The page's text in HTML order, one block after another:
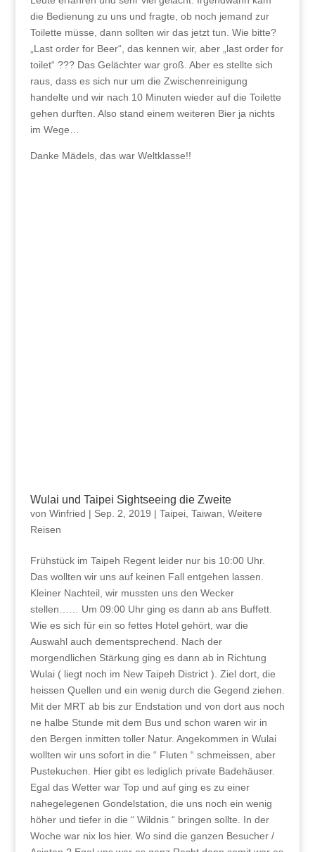
die Bedienung zu uns und fragte, ob noch jemand zur
Toilette müsse, dann sollten wir das jetzt tun. Wie bitte?
„Last order for Beer“, das kennen wir, aber „last order for
toilet“ ??? Das Gelächter war groß. Aber es stellte sich
raus, dass es sich nur um die Zwischenreinigung
handelte und wir nach 10 Minuten wieder auf die Toilette
gehen durften. Also stand einem weiteren Bier ja nichts
im Wege…
Danke Mädels, das war Weltklasse!!
Wulai und Taipei Sightseeing die Zweite
von Winfried | Sep. 2, 2019 | Taipei, Taiwan Weitere
Reisen
Frühstück im Taipeh Regent leider nur bis 10:00 Uhr.
Das wollten wir uns auf keinen Fall entgehen lassen.
Kleiner Nachteil, wir mussten uns den Wecker
stellen…… Um 09:00 Uhr ging es dann ab ans Buffett.
Wie es sich für ein so fettes Hotel gehört, war die
Auswahl auch dementsprechend. Nach der
morgendlichen Stärkung ging es dann ab in Richtung
Wulai ( liegt noch im New Taipeh District ). Ziel dort, die
heissen Quellen und ein wenig durch die Gegend ziehen.
Mit der MRT ab bis zur Endstation und von dort aus noch
ne halbe Stunde mit dem Bus und schon waren wir in
den Bergen inmitten toller Natur. Angekommen in Wulai
wollten wir uns sofort in die “ Fluten “ schmeissen, aber
Pustekuchen. Hier gibt es lediglich private Badehäuser.
Egal das Wetter war Top und auf ging es zu einer
nahegelegenen Gondelstation, die uns noch ein wenig
höher und tiefer in die “ Wildnis “ bringen sollte. In der
Woche war nix los hier. Wo sind die ganzen Besucher /